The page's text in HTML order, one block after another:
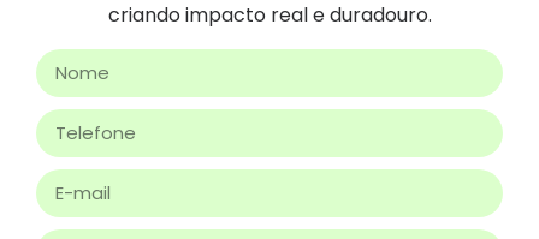
criando impacto real e duradouro.